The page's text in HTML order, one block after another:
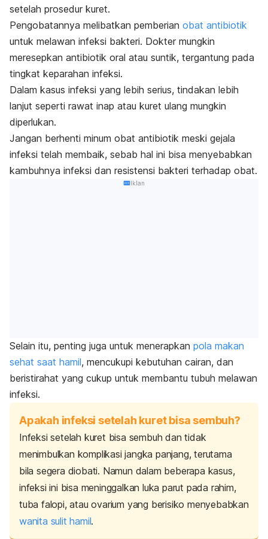
setelah prosedur kuret.
Pengobatannya melibatkan pemberian obat antibiotik
untuk melawan infeksi bakteri. Dokter mungkin
meresepkan antibiotik oral atau suntik, tergantung pada
tingkat keparahan infeksi.
Dalam kasus infeksi yang lebih serius, tindakan lebih
lanjut seperti rawat inap atau kuret ulang mungkin
diperlukan.
Jangan berhenti minum obat antibiotik meski gejala
infeksi telah membaik, sebab hal ini bisa menyebabkan
kambuhnya infeksi dan resistensi bakteri terhadap obat.
Iklan
Selain itu, penting juga untuk menerapkan pola makan
sehat saat hamil, mencukupi kebutuhan cairan, dan
beristirahat yang cukup untuk membantu tubuh melawan
infeksi.
Apakah infeksi setelah kuret bisa sembuh?
Infeksi setelah kuret bisa sembuh dan tidak
menimbulkan komplikasi jangka panjang, terutama
bila segera diobati. Namun dalam beberapa kasus,
infeksi ini bisa meninggalkan luka parut pada rahim,
tuba falopi, atau ovarium yang berisiko menyebabkan
wanita sulit hamil.